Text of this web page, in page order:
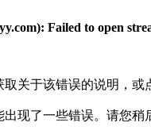
Failed to open
关于该错误的说明，或
现了一些错误。请您稍